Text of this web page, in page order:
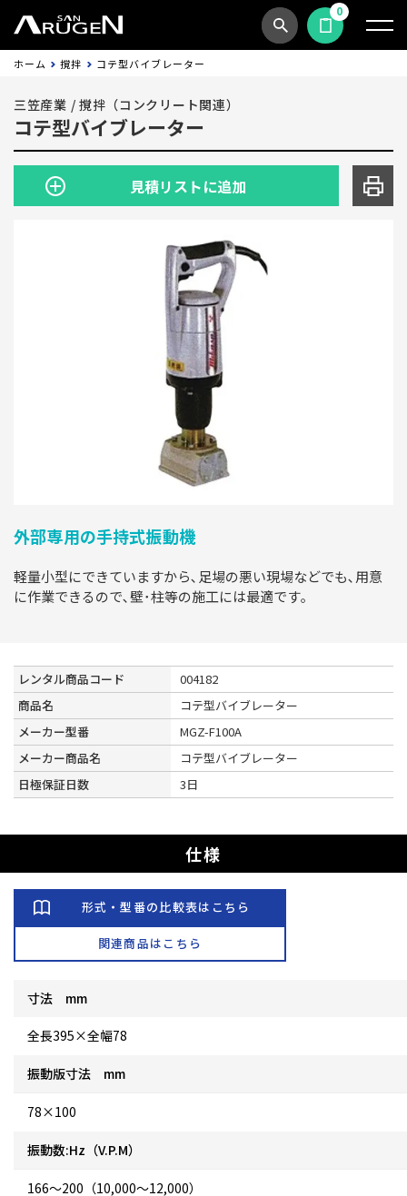
商品検索見積依頼する
0
ホーム 撹拌 コテ型バイブレーター
三笠産業 / 撹拌（コンクリート関連）
コテ型バイブレーター
見積リストに追加
外部専用の手持式振動機
軽量小型にできていますから､足場の悪い現場などでも､用意
に作業できるので､壁･柱等の施工には最適です｡
レンタル商品コード
004182
商品名
コテ型バイブレーター
メーカー型番
MGZ-F100A
メーカー商品名
コテ型バイブレーター
日極保証日数
3日
仕様
形式・型番の比較表はこちら
関連商品はこちら
寸法 mm
全長395×全幅78
振動版寸法 mm
78×100
振動数:Hz（V.P.M）
166～200（10,000～12,000）